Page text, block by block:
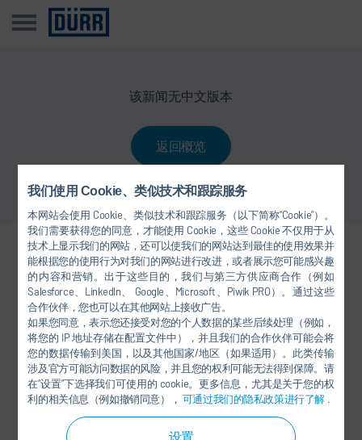
我们使用 Cookie、类似技术和跟踪服务
本网站会使用 Cookie、类似技术和跟踪服务（以下简称“Cookie”）。
我们需要获得您的同意，才能使用 Cookie，这些 Cookie 不仅用于从
技术上显示我们的网站，还可以使我们的网站达到最佳的使用效果并
能根据您的使用行为对我们的网站进行改进，或者展示您可能感兴趣
的内容和营销。出于这些目的，我们与第三方供应商合作（例如
Salesforce、LinkedIn、 Google、Microsoft、Piwik PRO）。通过这些
合作伙伴，您也可以在其他网站上接收广告。
如果您同意，表示您还接受对您的个人数据的某些后续处理（例如，
将您的 IP 地址存储在配置文件中），并且我们的合作伙伴可能会将
您的数据传输到美国，以及其他国家/地区（如果适用）。此类传输
涉及官方可能访问数据的风险，并且您的权利可能无法得到保障。请
在“设置”下选择我们可使用的 cookie。更多信息，尤其是关于您的权
利的相关信息（例如撤销同意）， 可通过我们的隐私政策进行了解 .
设置
该新闻无中文版本
返回概览
关注我们